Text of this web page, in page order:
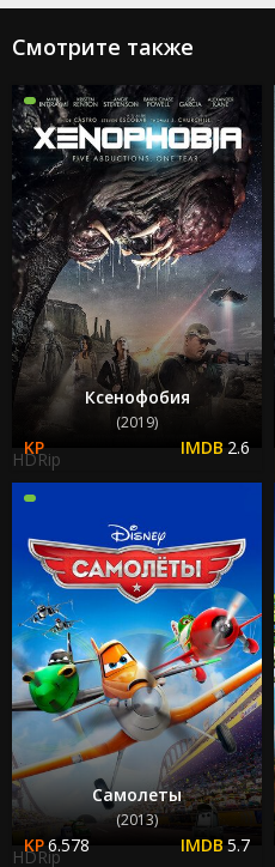
Смотрите также
Ксенофобия
(2019)
2.6
HDRip
Самолеты
(2013)
6.578 5.7
HDRip